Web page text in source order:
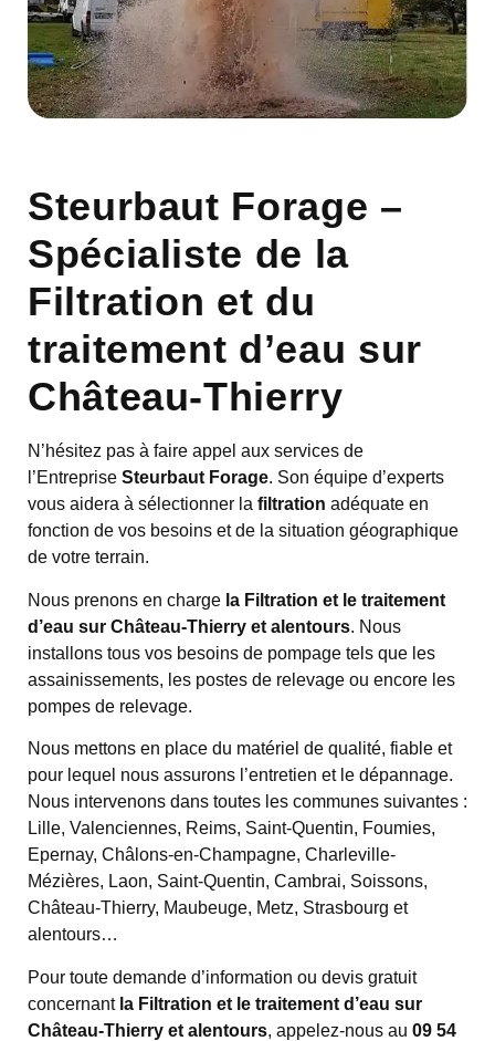
Steurbaut Forage –
Spécialiste de la
Filtration et du
traitement d’eau sur
Château-Thierry
N’hésitez pas à faire appel aux services de
l’Entreprise Steurbaut Forage. Son équipe d’experts
vous aidera à sélectionner la filtration adéquate en
fonction de vos besoins et de la situation géographique
de votre terrain.
Nous prenons en charge la Filtration et le traitement
d’eau sur Château-Thierry et alentours. Nous
installons tous vos besoins de pompage tels que les
assainissements, les postes de relevage ou encore les
pompes de relevage.
Nous mettons en place du matériel de qualité, fiable et
pour lequel nous assurons l’entretien et le dépannage.
Nous intervenons dans toutes les communes suivantes :
Lille, Valenciennes, Reims, Saint-Quentin, Foumies,
Epernay, Châlons-en-Champagne, Charleville-
Mézières, Laon, Saint-Quentin, Cambrai, Soissons,
Château-Thierry, Maubeuge, Metz, Strasbourg et
alentours…
Pour toute demande d’information ou devis gratuit
concernant la Filtration et le traitement d’eau sur
Château-Thierry et alentours, appelez-nous au 09 54